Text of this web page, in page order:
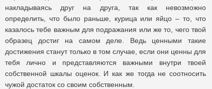
накладываясь друг на друга, так как невозможно
определить, что было раньше, курица или яйцо – то, что
казалось тебе важным для подражания или же то, чего твой
образец достиг на самом деле. Ведь ценными такие
достижения станут только в том случае, если они ценны для
тебя лично и представляются важными внутри твоей
собственной шкалы оценок. И как же тогда не соотносить
чужой достаток со своим собственным.